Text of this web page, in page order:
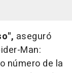
aseguró
Man:
número de la